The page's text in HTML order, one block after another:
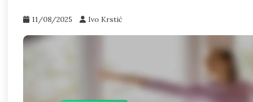
11/08/2025 Ivo Krstić